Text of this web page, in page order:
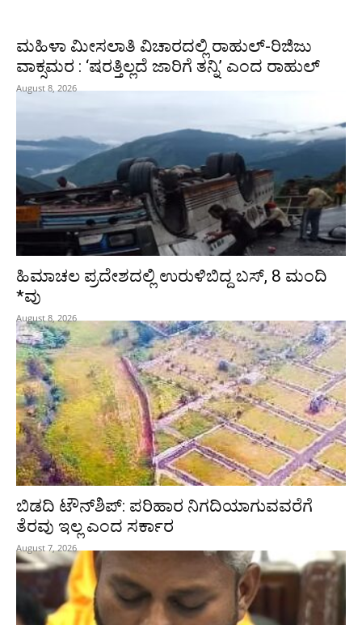
ಮಹಿಳಾ ಮೀಸಲಾತಿ ವಿಚಾರದಲ್ಲಿ ರಾಹುಲ್‌-ರಿಜಿಜು
ವಾಕ್ಸಮರ : ‘ಷರತ್ತಿಲ್ಲದೆ ಜಾರಿಗೆ ತನ್ನಿ’ ಎಂದ ರಾಹುಲ್‌
August 8, 2026
ಹಿಮಾಚಲ ಪ್ರದೇಶದಲ್ಲಿ ಉರುಳಿಬಿದ್ದ ಬಸ್‌, 8 ಮಂದಿ
*ವು
August 8, 2026
ಬಿಡದಿ ಟೌನ್‌ಶಿಪ್‌: ಪರಿಹಾರ ನಿಗದಿಯಾಗುವವರೆಗೆ
ತೆರವು ಇಲ್ಲ ಎಂದ ಸರ್ಕಾರ
August 7, 2026